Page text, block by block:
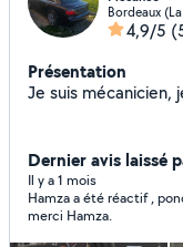
Bordeaux
4,9/5
Présentation
Je suis mécanicien,
Dernier avis laissé
Il y a 1 mois
Hamza a été réactif ,
merci Hamza.